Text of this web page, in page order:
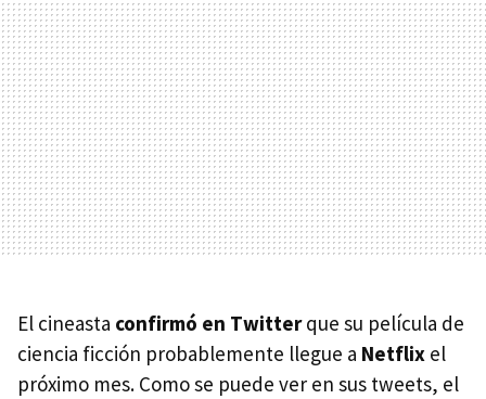
El cineasta confirmó en Twitterque su película de
ciencia ficción probablemente llegue a Netflix el
próximo mes. Como se puede ver en sus tweets, el